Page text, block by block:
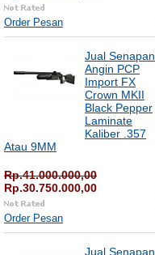
Order Pesan
Jual Senapan
Angin PCP
Import FX
Crown MKII
Black Pepper
Laminate
Kaliber .357
Atau 9MM
Rp.41.000.000,00
Rp.30.750.000,00
Order Pesan
Jual Senapan